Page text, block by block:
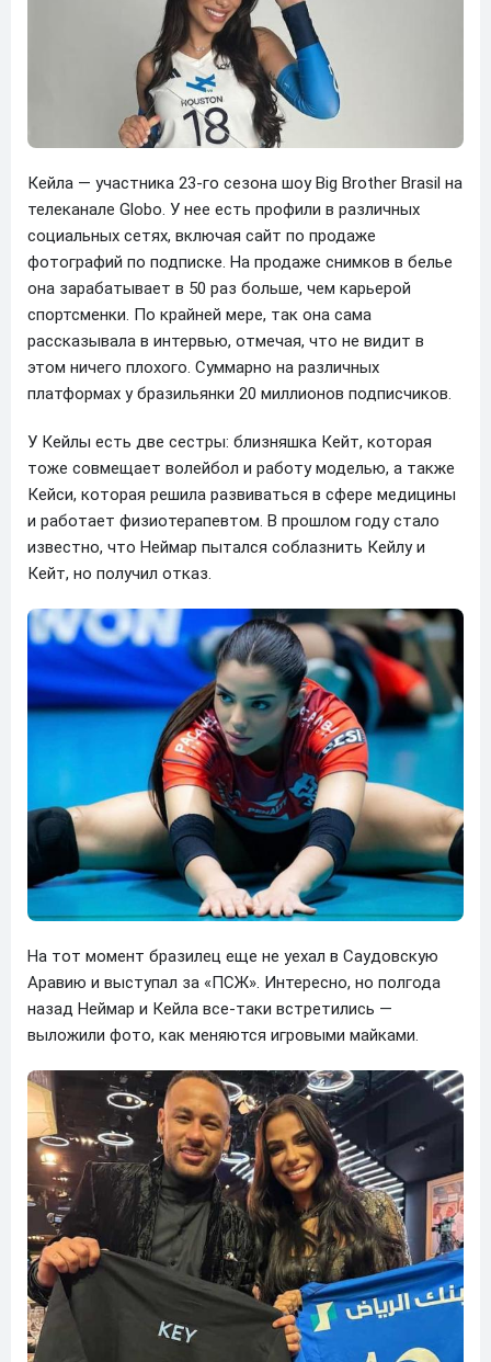
Кейла — участника 23-го сезона шоу Big Brother Brasil на
телеканале Globo. У нее есть профили в различных
социальных сетях, включая сайт по продаже
фотографий по подписке. На продаже снимков в белье
она зарабатывает в 50 раз больше, чем карьерой
спортсменки. По крайней мере, так она сама
рассказывала в интервью, отмечая, что не видит в
этом ничего плохого. Суммарно на различных
платформах у бразильянки 20 миллионов подписчиков.
У Кейлы есть две сестры: близняшка Кейт, которая
тоже совмещает волейбол и работу моделью, а также
Кейси, которая решила развиваться в сфере медицины
и работает физиотерапевтом. В прошлом году стало
известно, что Неймар пытался соблазнить Кейлу и
Кейт, но получил отказ.
На тот момент бразилец еще не уехал в Саудовскую
Аравию и выступал за «ПСЖ». Интересно, но полгода
назад Неймар и Кейла все-таки встретились —
выложили фото, как меняются игровыми майками.